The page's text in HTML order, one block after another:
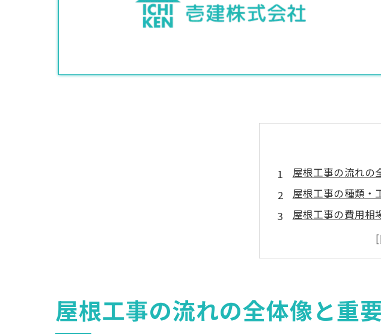
屋根工事の流れの
屋根工事の種類・
屋根工事の費用相
屋根工事の施工
屋根工事で起こり
屋根工事の流れの全体像と重